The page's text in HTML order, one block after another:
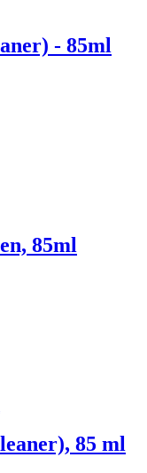
- 85ml
85ml
85 ml